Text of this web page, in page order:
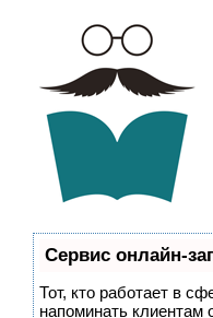
Сервис онлайн-
Тот, кто работает в
напоминать